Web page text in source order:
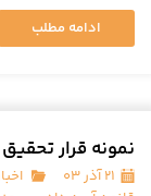
ادامه مطلب
نمونه قرار
۲۱ آذر ۰۳